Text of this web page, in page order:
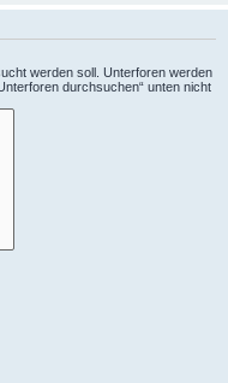
werden soll. Unterforen werden
durchsuchen“ unten nicht